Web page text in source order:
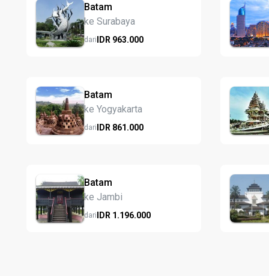
Batam
ke Surabaya
dariIDR 963.000
Batam
ke Yogyakarta
dariIDR 861.000
Batam
ke Jambi
dariIDR 1.196.000